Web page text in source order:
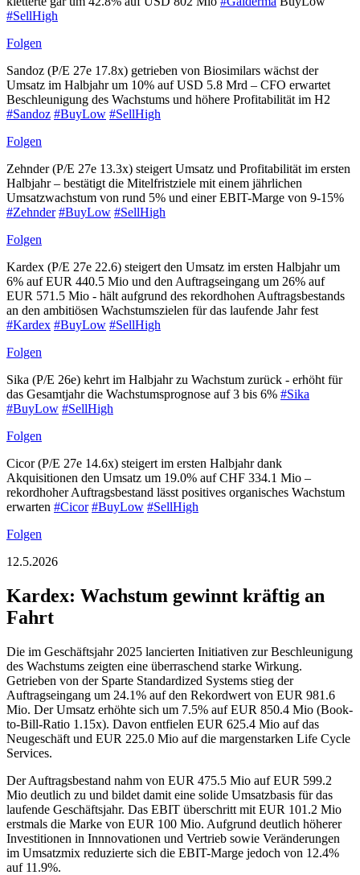
#SellHigh
Folgen
Sandoz (P/E 27e 17.8x) getrieben von Biosimilars wächst der
Umsatz im Halbjahr um 10% auf USD 5.8 Mrd – CFO erwartet
Beschleunigung des Wachstums und höhere Profitabilität im H2
#Sandoz #BuyLow #SellHigh
Folgen
Zehnder (P/E 27e 13.3x) steigert Umsatz und Profitabilität im ersten
Halbjahr – bestätigt die Mitelfristziele mit einem jährlichen
Umsatzwachstum von rund 5% und einer EBIT-Marge von 9-15%
#Zehnder #BuyLow #SellHigh
Folgen
Kardex (P/E 27e 22.6) steigert den Umsatz im ersten Halbjahr um
6% auf EUR 440.5 Mio und den Auftragseingang um 26% auf
EUR 571.5 Mio - hält aufgrund des rekordhohen Auftragsbestands
an den ambitiösen Wachstumszielen für das laufende Jahr fest
#Kardex #BuyLow #SellHigh
Folgen
Sika (P/E 26e) kehrt im Halbjahr zu Wachstum zurück - erhöht für
das Gesamtjahr die Wachstumsprognose auf 3 bis 6% #Sika
#BuyLow #SellHigh
Folgen
Cicor (P/E 27e 14.6x) steigert im ersten Halbjahr dank
Akquisitionen den Umsatz um 19.0% auf CHF 334.1 Mio –
rekordhoher Auftragsbestand lässt positives organisches Wachstum
erwarten #Cicor #BuyLow #SellHigh
Folgen
12.5.2026
Kardex: Wachstum gewinnt kräftig an
Fahrt
Die im Geschäftsjahr 2025 lancierten Initiativen zur Beschleunigung
des Wachstums zeigten eine überraschend starke Wirkung.
Getrieben von der Sparte Standardized Systems stieg der
Auftragseingang um 24.1% auf den Rekordwert von EUR 981.6
Mio. Der Umsatz erhöhte sich um 7.5% auf EUR 850.4 Mio (Book-
to-Bill-Ratio 1.15x). Davon entfielen EUR 625.4 Mio auf das
Neugeschäft und EUR 225.0 Mio auf die margenstarken Life Cycle
Services.
Der Auftragsbestand nahm von EUR 475.5 Mio auf EUR 599.2
Mio deutlich zu und bildet damit eine solide Umsatzbasis für das
laufende Geschäftsjahr. Das EBIT überschritt mit EUR 101.2 Mio
erstmals die Marke von EUR 100 Mio. Aufgrund deutlich höherer
Investitionen in Innnovationen und Vertrieb sowie Veränderungen
im Umsatzmix reduzierte sich die EBIT-Marge jedoch von 12.4%
auf 11.9%.